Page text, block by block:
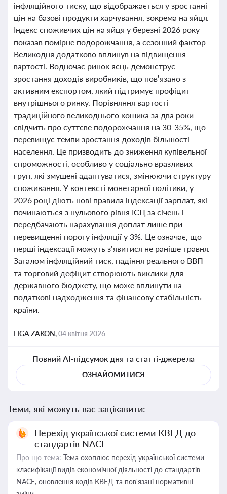
інфляційного тиску, що відображається у зростанні
цін на базові продукти харчування, зокрема на яйця.
Індекс споживчих цін на яйця у березні 2026 року
показав помірне подорожчання, а сезонний фактор
Великодня додатково вплинув на підвищення
вартості. Водночас ринок яєць демонструє
зростання доходів виробників, що пов’язано з
активним експортом, який підтримує профіцит
внутрішнього ринку. Порівняння вартості
традиційного великоднього кошика за два роки
свідчить про суттєве подорожчання на 30-35%, що
перевищує темпи зростання доходів більшості
населення. Це призводить до зниження купівельної
спроможності, особливо у соціально вразливих
груп, які змушені адаптуватися, змінюючи структуру
споживання. У контексті монетарної політики, у
2026 році діють нові правила індексації зарплат, які
починаються з нульового рівня ІСЦ за січень і
передбачають нарахування доплат лише при
перевищенні порогу інфляції у 3%. Це означає, що
перші індексації можуть з’явитися не раніше травня.
Загалом інфляційний тиск, падіння реального ВВП
та торговий дефіцит створюють виклики для
державного бюджету, що може вплинути на
податкові надходження та фінансову стабільність
країни.
LIGA ZAKON,04 квітня 2026
Повний AI-підсумок дня та статті-джерела
ОЗНАЙОМИТИСЯ
Теми, які можуть вас зацікавити:
Перехід української системи КВЕД до
стандартів NACE
Про що тема: Тема охоплює перехід української системи
класифікації видів економічної діяльності до стандартів
NACE, оновлення кодів КВЕД та пов'язані нормативні